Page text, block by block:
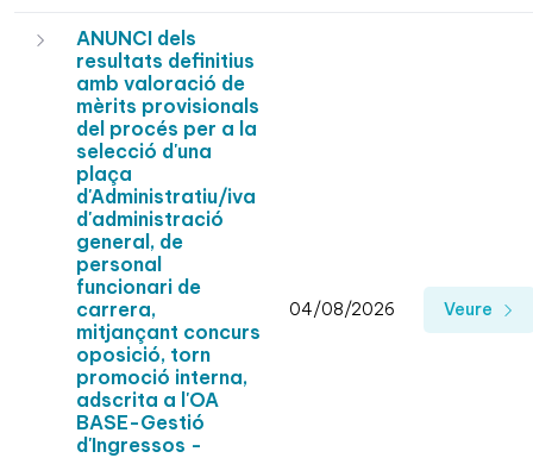
ANUNCI dels
resultats definitius
amb valoració de
mèrits provisionals
del procés per a la
selecció d'una
plaça
d'Administratiu/iva
d'administració
general, de
personal
funcionari de
carrera,
mitjançant concurs
oposició, torn
promoció interna,
adscrita a l'OA
BASE-Gestió
d'Ingressos -
04/08/2026 Veure